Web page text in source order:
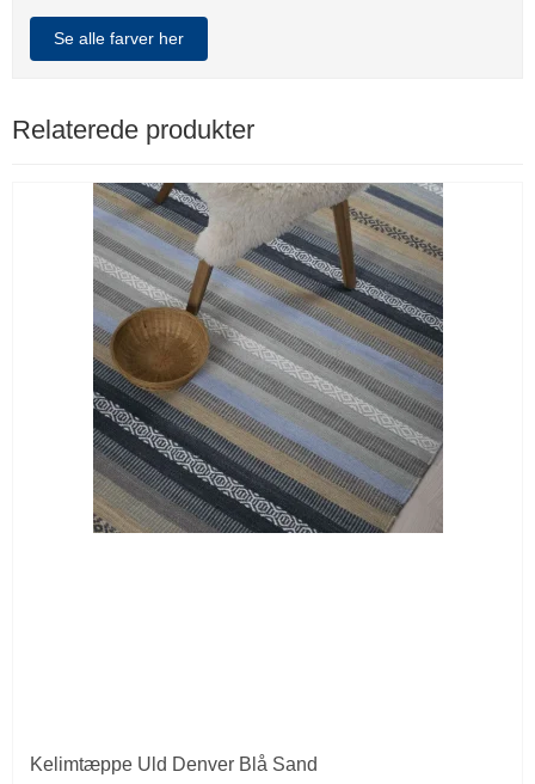
Se alle farver her
Relaterede produkter
Kelimtæppe Uld Denver Blå Sand